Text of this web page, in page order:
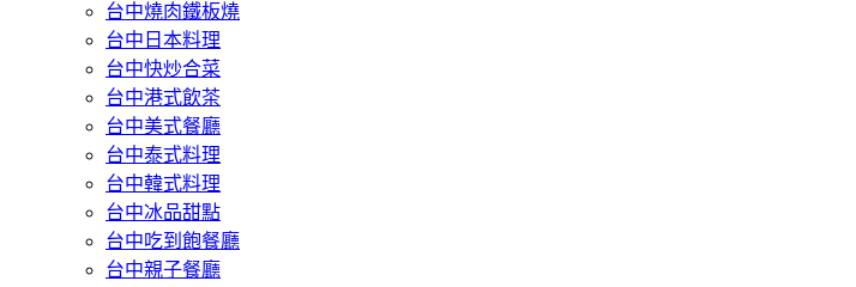
台中燒肉鐵板燒
台中日本料理
台中快炒合菜
台中港式飲茶
台中美式餐廳
台中泰式料理
台中韓式料理
台中冰品甜點
台中吃到飽餐廳
台中親子餐廳